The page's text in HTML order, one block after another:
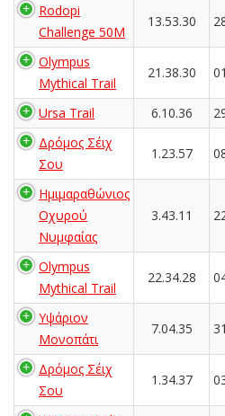
Rodopi
Challenge 50M
13.53.30
Olympus
Mythical Trail
21.38.30
Ursa Trail 6.10.36
Δρόμος Σέιχ
Σου
1.23.57
Ημιμαραθώνιος
Οχυρού
Νυμφαίας
3.43.11
Olympus
Mythical Trail
22.34.28
Υψάριον
Μονοπάτι
7.04.35
Δρόμος Σέιχ
Σου
1.34.37